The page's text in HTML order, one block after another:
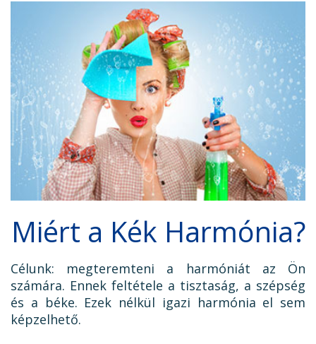
Miért a Kék Harmónia?
Célunk: megteremteni a harmóniát az Ön
számára. Ennek feltétele a tisztaság, a szépség
és a béke. Ezek nélkül igazi harmónia el sem
képzelhető.